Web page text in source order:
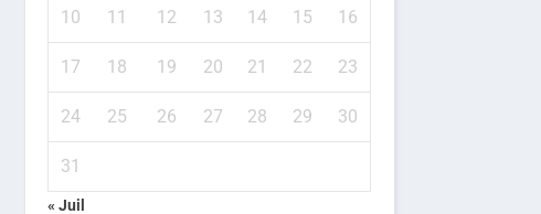
10 11 12 13 14 15 16
17 18 19 20 21 22 23
24 25 26 27 28 29 30
31
« Juil